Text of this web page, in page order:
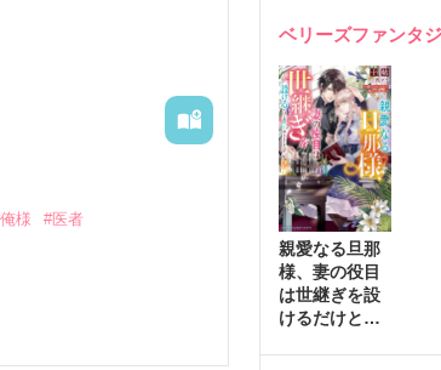
様 #医者
ました２
動
ベリーズファンタ
親愛なる旦那
様、妻の役目
は世継ぎを設
けるだけと聞